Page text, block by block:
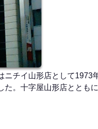
チイ山形店として1973
。十字屋山形店ととも